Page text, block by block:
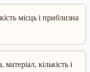
місць і приблизна
кількість і